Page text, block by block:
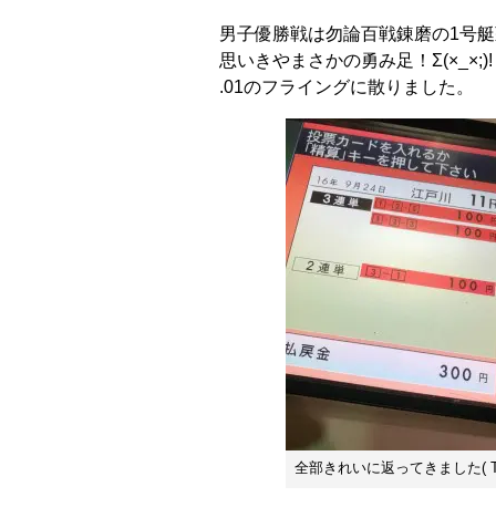
男子優勝戦は勿論百戦錬磨の1号
思いきやまさかの勇み足！Σ(×_×;)!
.01のフライングに散りました。
全部きれいに返ってきました(